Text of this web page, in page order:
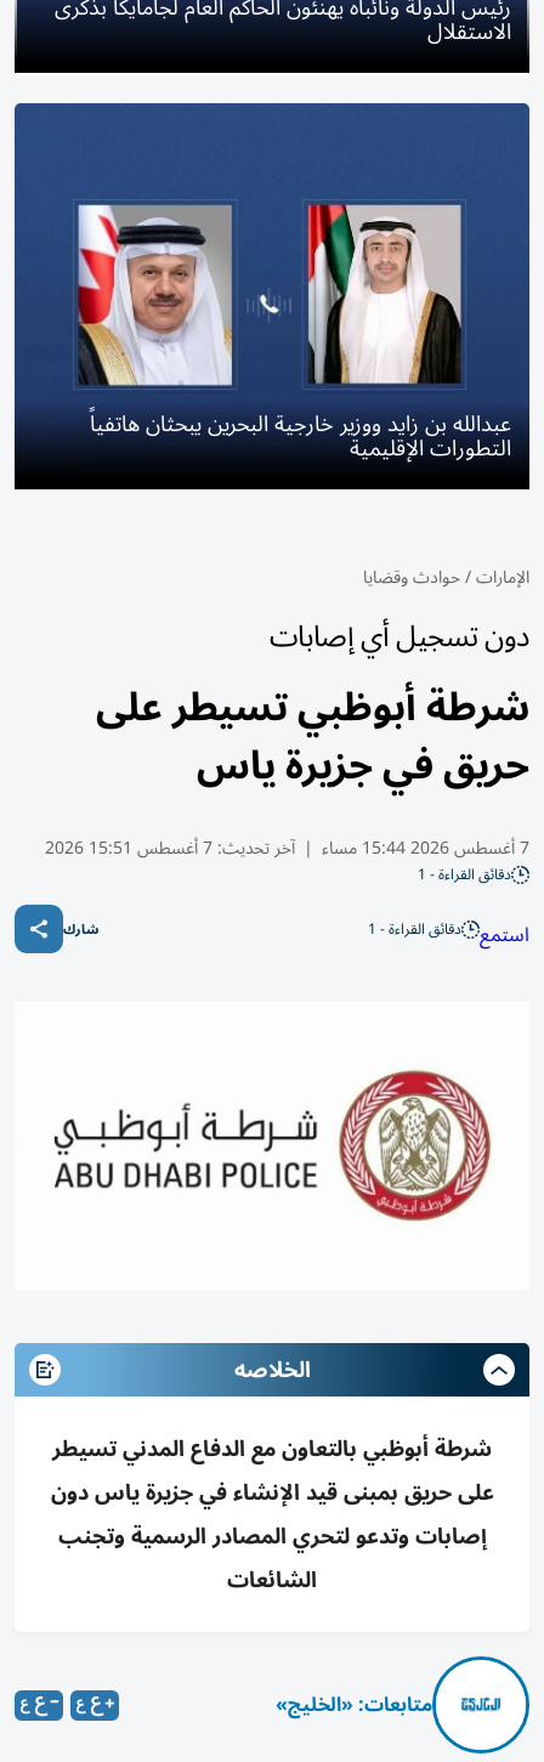
الاستقلال
عبدالله بن زايد ووزير خارجية البحرين يبحثان هاتفياً
التطورات الإقليمية
الإمارات/حوادث وقضايا
دون تسجيل أي إصابات
شرطة أبوظبي تسيطر على
حريق في جزيرة ياس
7 أغسطس 2026 15:44 مساء | آخر تحديث:7 أغسطس 15:51 2026
دقائق القراءة - 1
استمع دقائق القراءة - 1 شارك
الخلاصه
شرطة أبوظبي بالتعاون مع الدفاع المدني تسيطر
على حريق بمبنى قيد الإنشاء في جزيرة ياس دون
إصابات وتدعو لتحري المصادر الرسمية وتجنب
الشائعات
متابعات: «الخليج»